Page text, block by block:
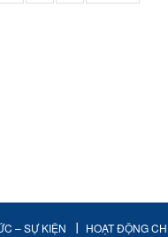
– SỰ KIỆN HOẠT ĐỘNG